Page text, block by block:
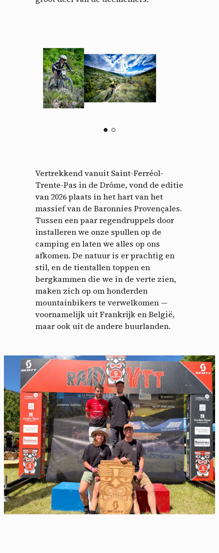
Vertrekkend vanuit Saint-Ferréol-
Trente-Pas in de Drôme, vond de editie
van 2026 plaats in het hart van het
massief van de Baronnies Provençales.
Tussen een paar regendruppels door
installeren we onze spullen op de
camping en laten we alles op ons
afkomen. De natuur is er prachtig en
stil, en de tientallen toppen en
bergkammen die we in de verte zien,
maken zich op om honderden
mountainbikers te verwelkomen —
voornamelijk uit Frankrijk en België,
maar ook uit de andere buurlanden.